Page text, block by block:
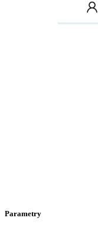
Parametry